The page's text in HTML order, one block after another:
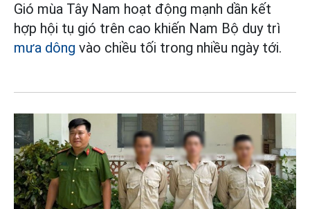
Gió mùa Tây Nam hoạt động mạnh dần kết
hợp hội tụ gió trên cao khiến Nam Bộ duy trì
mưa dông vào chiều tối trong nhiều ngày tới.